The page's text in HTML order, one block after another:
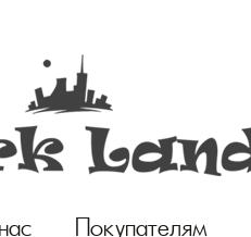
Покупателям